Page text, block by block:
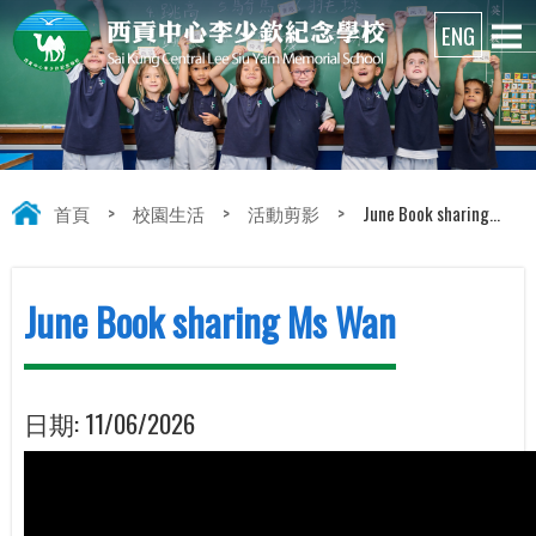
首頁 > 校園生活 > 活動剪影 > June Book sharing...
June Book sharing Ms Wan
日期:11/06/2026